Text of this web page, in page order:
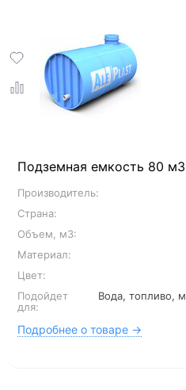
Подземная емкость 80
Производитель:
Страна:
Объем, м3:
Материал:
Цвет:
Подойдет
для:
Вода, топливо,
Подробнее о товаре →